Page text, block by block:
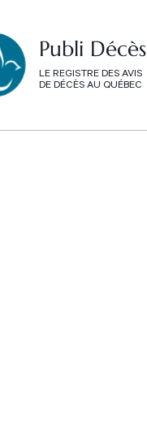
Publi Décès
LE REGISTRE DES AVIS
DE DÉCÈS AU QUÉBEC